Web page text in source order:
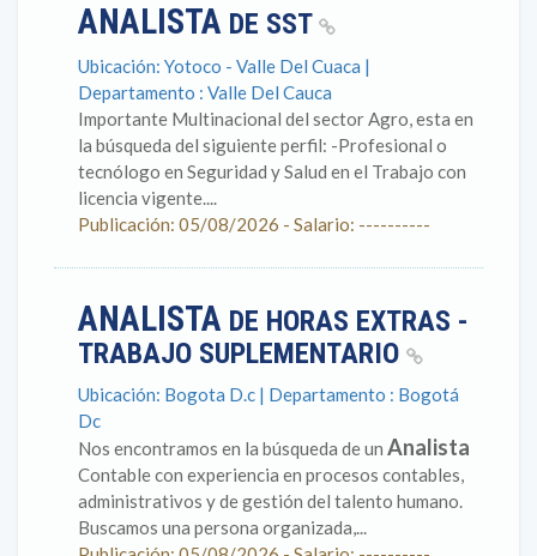
ANALISTA DE SST
Ubicación: Yotoco - Valle Del Cuaca |
Departamento : Valle Del Cauca
Importante Multinacional del sector Agro, esta en
la búsqueda del siguiente perfil: -Profesional o
tecnólogo en Seguridad y Salud en el Trabajo con
licencia vigente....
Publicación: 05/08/2026 - Salario: ----------
ANALISTA DE HORAS EXTRAS -
TRABAJO SUPLEMENTARIO
Ubicación: Bogota D.c | Departamento : Bogotá
Dc
Nos encontramos en la búsqueda de un Analista
Contable con experiencia en procesos contables,
administrativos y de gestión del talento humano.
Buscamos una persona organizada,...